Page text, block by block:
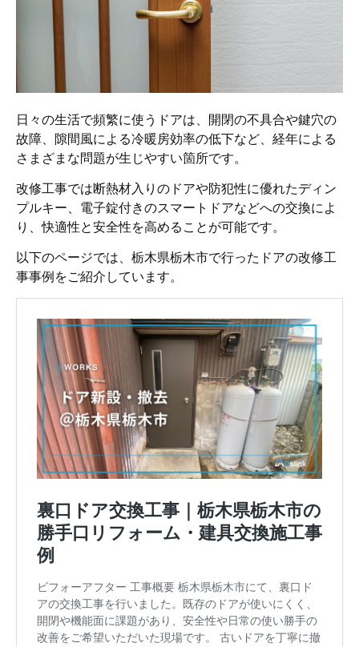
日々の生活で頻繁に使うドアは、開閉の不具合や鍵穴の
故障、隙間風による冷暖房効率の低下など、経年による
さまざまな問題が生じやすい箇所です。
改修工事では断熱材入りのドアや防犯性に優れたディン
プルキー、電子錠付きのスマートドアなどへの交換によ
り、快適性と安全性を高めることが可能です。
以下のページでは、栃木県栃木市で行ったドアの改修工
事事例をご紹介しています。